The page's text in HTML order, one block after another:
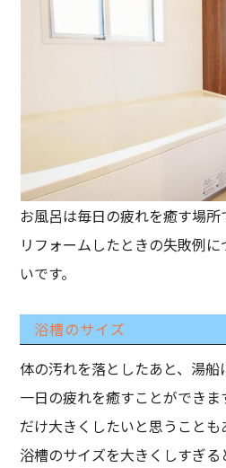
お風呂は毎日の疲れを癒す場
リフォームしたときの失敗例
いです。
浴槽のサイズ
体の汚れを落としたあと、湯
一日の疲れを癒すことができ
だけ大きくしたいと思うことも
浴槽のサイズを大きくしすぎ